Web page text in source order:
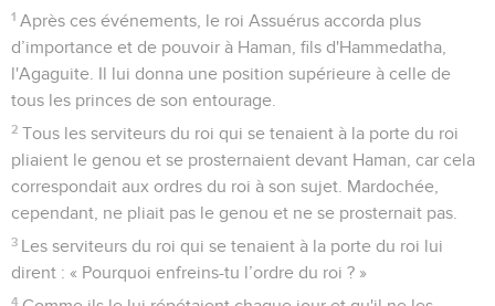
1 Après ces événements, le roi Assuérus accorda plus
d’importance et de pouvoir à Haman, fils d'Hammedatha,
l'Agaguite. Il lui donna une position supérieure à celle de
tous les princes de son entourage.
2 Tous les serviteurs du roi qui se tenaient à la porte du roi
pliaient le genou et se prosternaient devant Haman, car cela
correspondait aux ordres du roi à son sujet. Mardochée,
cependant, ne pliait pas le genou et ne se prosternait pas.
3 Les serviteurs du roi qui se tenaient à la porte du roi lui
dirent : « Pourquoi enfreins-tu l’ordre du roi ? »
4